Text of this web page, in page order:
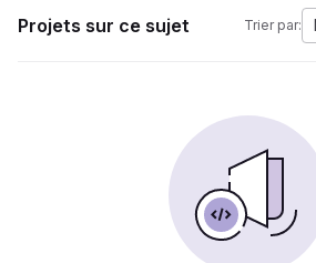
Projets sur ce sujet Trier par: